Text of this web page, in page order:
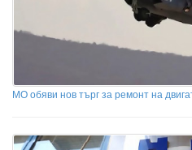
МО обяви нов търг за ремонт на